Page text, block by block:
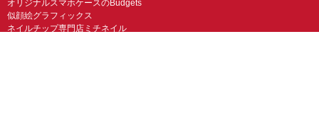
オリジナルスマホケースのBudgets
似顔絵グラフィックス
ネイルチップ専門店ミチネイル